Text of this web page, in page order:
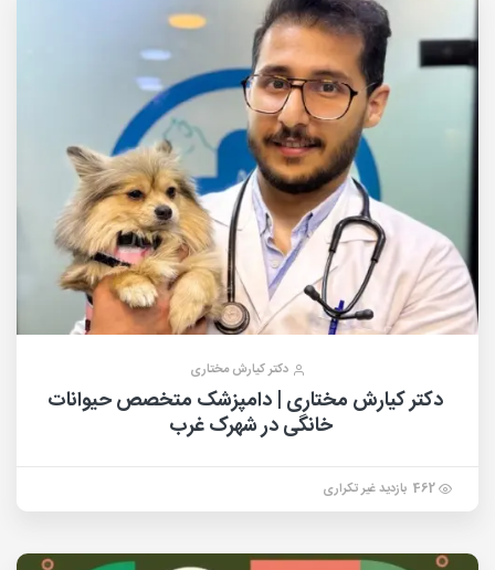
دکتر کیارش مختاری
دکتر کیارش مختاری | دامپزشک متخصص حیوانات
خانگی در شهرک غرب
462 بازدید غیر تکراری